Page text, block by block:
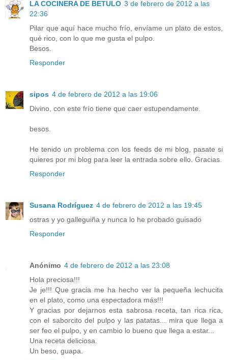
LA COCINERA DE BETULO 3 de febrero de 2012 a las
22:36
Pilar que aquí hace mucho frío, envíame un plato de estos,
qué rico, con lo que me gusta el pulpo.
Besos.
Responder
sipos 4 de febrero de 2012 a las 19:06
Divino, con este frío tiene que caer estupendamente.
besos.
He tenido un problema con los feeds de mi blog, pasate si
quieres por mi blog para leer la entrada sobre ello. Gracias.
Responder
Susana Rodríguez 4 de febrero de 2012 a las 19:45
ostras y yo galleguiña y nunca lo he probado guisado
Responder
Anónimo 4 de febrero de 2012 a las 23:08
Hola preciosa!!!
Je je!!! Que gracia me ha hecho ver la pequeña lechucita
en el plato, como una espectadora más!!!
Y gracias por dejarnos esta sabrosa receta, tan rica rica,
con el saborcito del pulpo y las patatas... mira que llega a
ser feo el pulpo, y en cambio lo bueno que llega a estar...
Una receta deliciosa.
Un beso, guapa.